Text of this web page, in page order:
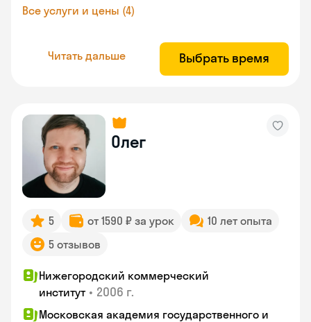
Все услуги и цены (4)
Читать дальше Выбрать время
Олег
5 от 1590 ₽ за урок
10 лет опыта
5 отзывов
Нижегородский коммерческий
институт • 2006 г.
Московская академия государственного и